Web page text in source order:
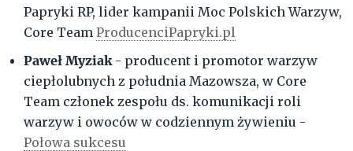
Papryki RP, lider kampanii Moc Polskich Warzyw,
Core Team ProducenciPapryki.pl
Paweł Myziak - producent i promotor warzyw
ciepłolubnych z południa Mazowsza, w Core
Team członek zespołu ds. komunikacji roli
warzyw i owoców w codziennym żywieniu -
Połowa sukcesu